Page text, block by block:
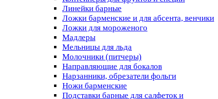
Линейки барные
Ложки барменские и для абсента, венчики
Ложки для мороженого
Мадлеры
Мельницы для льда
Молочники (питчеры)
Направляющие для бокалов
Нарзанники, обрезатели фольги
Ножи барменские
Подставки барные для салфеток и